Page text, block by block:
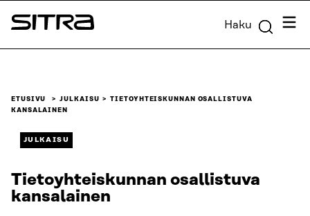
Siirry
suoraan
Sitra Haku
ETUSIVU JULKAISU
TIETOYHTEISKUNNAN OSALLISTUVA
KANSALAINEN
JULKAISU
Tietoyhteiskunnan osallistuva
kansalainen